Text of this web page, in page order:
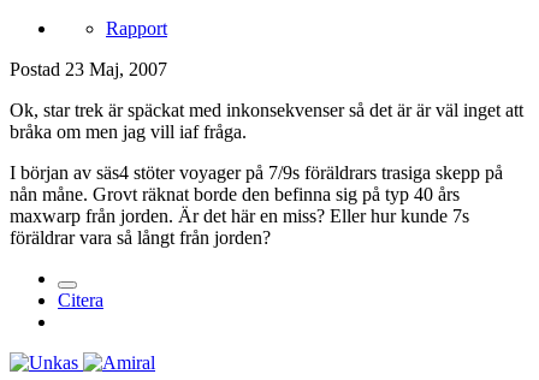
Rapport
Postad 23 Maj, 2007
Ok, star trek är späckat med inkonsekvenser så det är är väl inget att
bråka om men jag vill iaf fråga.
I början av säs4 stöter voyager på 7/9s föräldrars trasiga skepp på
nån måne. Grovt räknat borde den befinna sig på typ 40 års
maxwarp från jorden. Är det här en miss? Eller hur kunde 7s
föräldrar vara så långt från jorden?
Citera